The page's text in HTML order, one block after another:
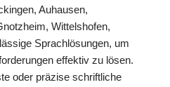
Auhausen,
Wittelshofen,
Sprachlösungen, um
effektiv zu lösen.
oder präzise schriftliche